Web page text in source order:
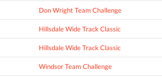
Don Wright Team Challenge
Hillsdale Wide Track Classic
Hillsdale Wide Track Classic
Windsor Team Challenge